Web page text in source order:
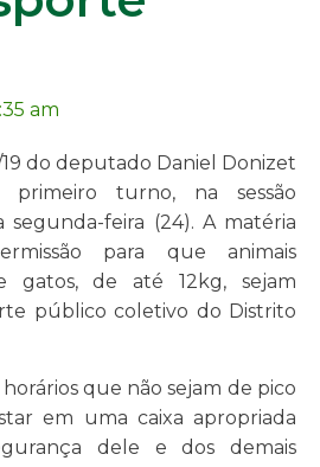
am
do deputado Daniel Donizet
primeiro turno, na sessão
segunda-feira (24). A matéria
para que animais
gatos, de até 12kg, sejam
público coletivo do Distrito
que não sejam de pico
em uma caixa apropriada
dele e dos demais